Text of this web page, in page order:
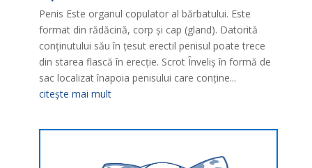
Penis Este organul copulator al bărbatului. Este
format din rădăcină, corp şi cap (gland). Datorită
conţinutului său în ţesut erectil penisul poate trece
din starea flască în erecţie. Scrot Înveliş în formă de
sac localizat înapoia penisului care conţine...
citește mai mult